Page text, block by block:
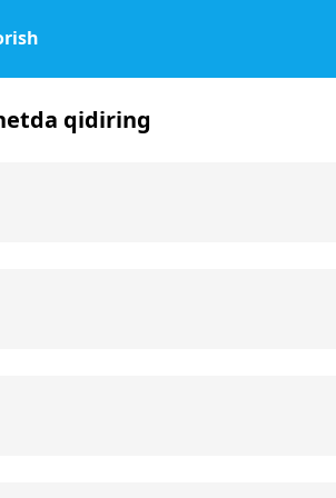
qidiring